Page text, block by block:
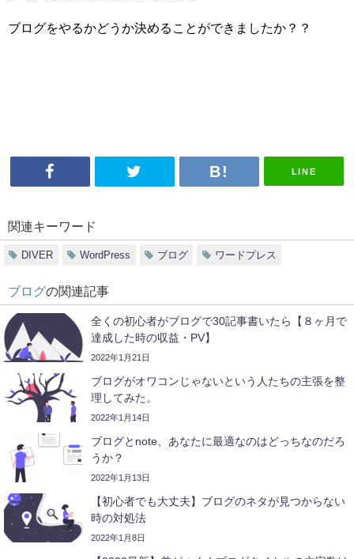
ブログをやるかどうか決めることができましたか？？
LINE
関連キーワード
DIVER WordPress ブログ ワードプレス
ブログの関連記事
全くの初心者がブログで30記事書いたら【８ヶ月で
達成した時の収益・PV】
2022年1月21日
ブログがオワコンじゃないという人たちの主張を整
理してみた。
2022年1月14日
ブログとnote、あなたに最適なのはどっちなのだろ
うか？
2022年1月13日
【初心者でも大丈夫】ブログのネタが見つからない
時の対処法
2022年1月8日